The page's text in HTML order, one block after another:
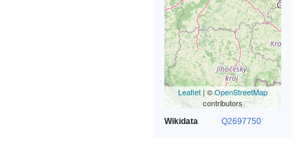
Leaflet | ©OpenStreetMap
contributors
Wikidata Q2697750